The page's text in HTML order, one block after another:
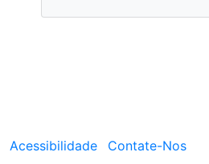
Acessibilidade Contate-Nos